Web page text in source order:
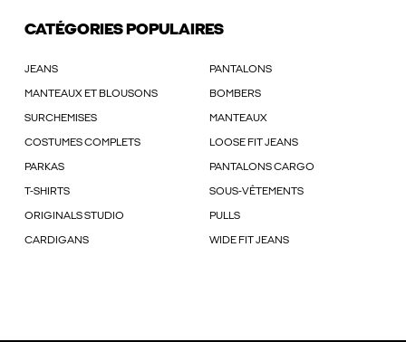
CATÉGORIES POPULAIRES
JEANS PANTALONS
MANTEAUX ET BLOUSONS BOMBERS
SURCHEMISES MANTEAUX
COSTUMES COMPLETS LOOSE FIT JEANS
PARKAS PANTALONS CARGO
T-SHIRTS SOUS-VÊTEMENTS
ORIGINALS STUDIO PULLS
CARDIGANS WIDE FIT JEANS